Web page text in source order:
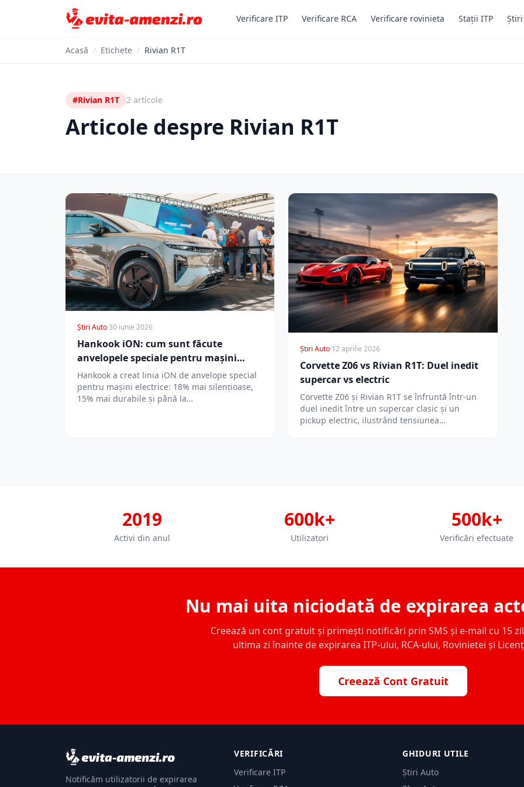
Verificare ITP Verificare RCA Verificare rovinieta Stații ITP
Acasă / Etichete / Rivian R1T
#Rivian R1T 2 articole
Articole despre Rivian R1T
Știri Auto·30 iunie 2026
Hankook iON: cum sunt făcute
anvelopele speciale pentru mașini
electrice
Hankook a creat linia iON de anvelope special
pentru mașini electrice: 18% mai silențioase,
15% mai durabile și până la…
Știri Auto·12 aprilie 2026
Corvette Z06 vs Rivian R1T: Duel inedit
supercar vs electric
Corvette Z06 și Rivian R1T se înfruntă într-un
duel inedit între un supercar clasic și un
pickup electric, ilustrând tensiunea…
2019
Activi din anul
600k+
Utilizatori
500k+
Verificări efectuate
Nu mai uita niciodată de expirarea
Creează un cont gratuit și primești notificări prin SMS și e-mail cu 15
ultima zi înainte de expirarea ITP-ului, RCA-ului, Rovinietei și
Creează Cont Gratuit
Notificăm utilizatorii de expirarea
VERIFICĂRI
Verificare ITP
GHIDURI UTILE
Știri Auto